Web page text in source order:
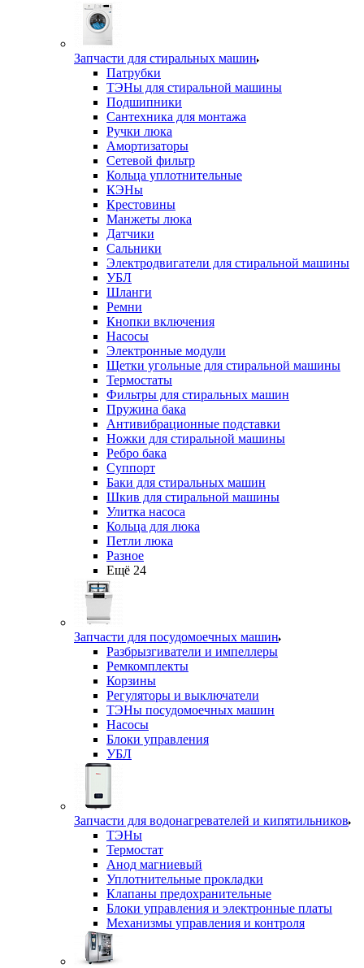
Запчасти для стиральных машин
Патрубки
ТЭНы для стиральной машины
Подшипники
Сантехника для монтажа
Ручки люка
Амортизаторы
Сетевой фильтр
Кольца уплотнительные
КЭНы
Крестовины
Манжеты люка
Датчики
Сальники
Электродвигатели для стиральной машины
УБЛ
Шланги
Ремни
Кнопки включения
Насосы
Электронные модули
Щетки угольные для стиральной машины
Термостаты
Фильтры для стиральных машин
Пружина бака
Антивибрационные подставки
Ножки для стиральной машины
Ребро бака
Суппорт
Баки для стиральных машин
Шкив для стиральной машины
Улитка насоса
Кольца для люка
Петли люка
Разное
Ещё 24
Запчасти для посудомоечных машин
Разбрызгиватели и импеллеры
Ремкомплекты
Корзины
Регуляторы и выключатели
ТЭНы посудомоечных машин
Насосы
Блоки управления
УБЛ
Запчасти для водонагревателей и кипятильников
ТЭНы
Термостат
Анод магниевый
Уплотнительные прокладки
Клапаны предохранительные
Блоки управления и электронные платы
Механизмы управления и контроля